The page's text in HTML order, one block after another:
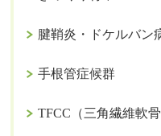
腱鞘炎・ドケルバン
手根管症候群
TFCC（三角繊維軟